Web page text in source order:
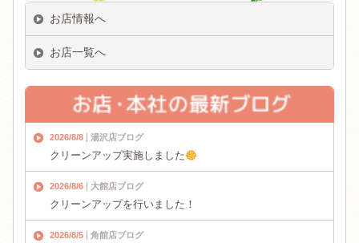
お店情報へ
お店一覧へ
2026/8/8 湯沢店ブログ
クリーンアップ実施しました
2026/8/6 大館店ブログ
クリーンアップを行いました！
2026/8/5 角館店ブログ